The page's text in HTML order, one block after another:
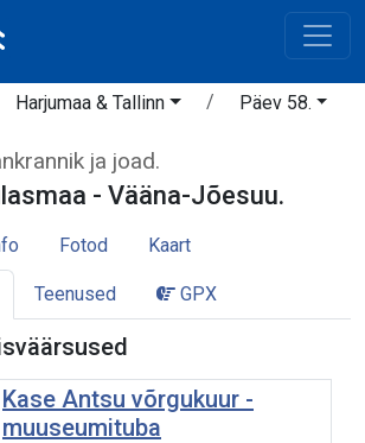
Harjumaa & Tallinn Päev 58.
ja joad.
- Vääna-Jõesuu.
Fotod Kaart
Teenused GPX
Kase Antsu võrgukuur -
muuseumituba